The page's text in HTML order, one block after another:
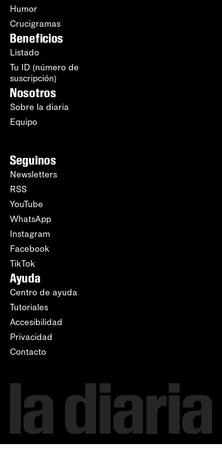
Humor
Crucigramas
Beneficios
Listado
Tu ID (número de
suscripción)
Nosotros
Sobre la diaria
Equipo
Seguinos
Newsletters
RSS
YouTube
WhatsApp
Instagram
Facebook
TikTok
Ayuda
Centro de ayuda
Tutoriales
Accesibilidad
Privacidad
Contacto